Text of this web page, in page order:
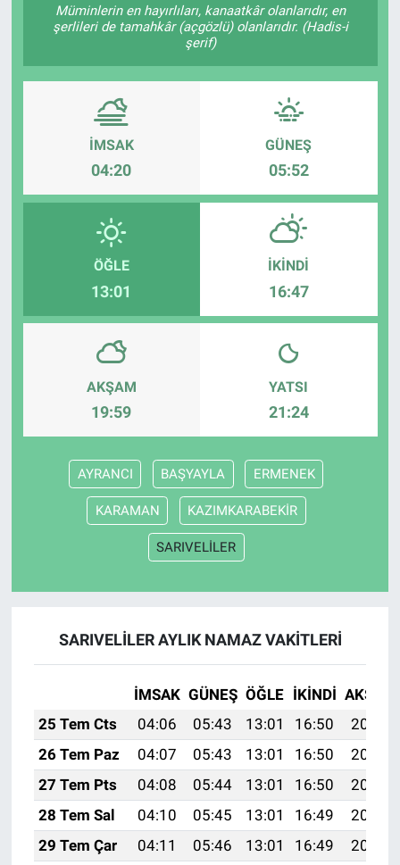
Müminlerin en hayırlıları, kanaatkâr olanlarıdır, en
şerlileri de tamahkâr (açgözlü) olanlarıdır. (Hadis-i
şerif)
İMSAK
04:20
GÜNEŞ
05:52
ÖĞLE
13:01
İKINDI
16:47
AKŞAM
19:59
YATSI
21:24
AYRANCI BAŞYAYLA ERMENEK
KARAMAN KAZIMKARABEKİR
SARIVELİLER
SARIVELİLER AYLIK NAMAZ VAKITLERI
İMSAK GÜNEŞ ÖĞLE İKINDI AKŞAM
25 Tem Cts
04:06 05:43 13:01 16:50
20:10
26 Tem Paz
04:07 05:43 13:01 16:50
20:09
27 Tem Pts
04:08 05:44 13:01 16:50
20:08
28 Tem Sal
04:10 05:45 13:01 16:49
20:07
29 Tem Çar
04:11 05:46 13:01 16:49
20:06
Özel Haber
Kültür Sanat
Eğitim
Ekonomi
Şambayat Haber